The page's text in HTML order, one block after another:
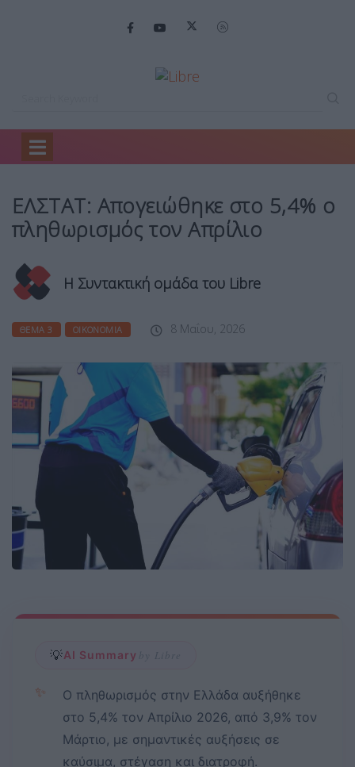
Home
ΕΛΣΤΑΤ: Απογειώθηκε στο 5,4% ο
πληθωρισμός τον Απρίλιο
Η Συντακτική ομάδα του Libre
ΘΈΜΑ 3 ΟΙΚΟΝΟΜΊΑ 8 Μαΐου, 2026
💡AI Summary by Libre
✨
Ο πληθωρισμός στην Ελλάδα αυξήθηκε
στο 5,4% τον Απρίλιο 2026, από 3,9% τον
Μάρτιο, με σημαντικές αυξήσεις σε
καύσιμα, στέγαση και διατροφή.